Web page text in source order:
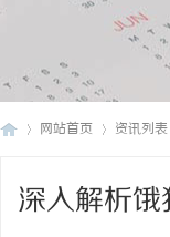
网站首页 资讯列表
深入解析